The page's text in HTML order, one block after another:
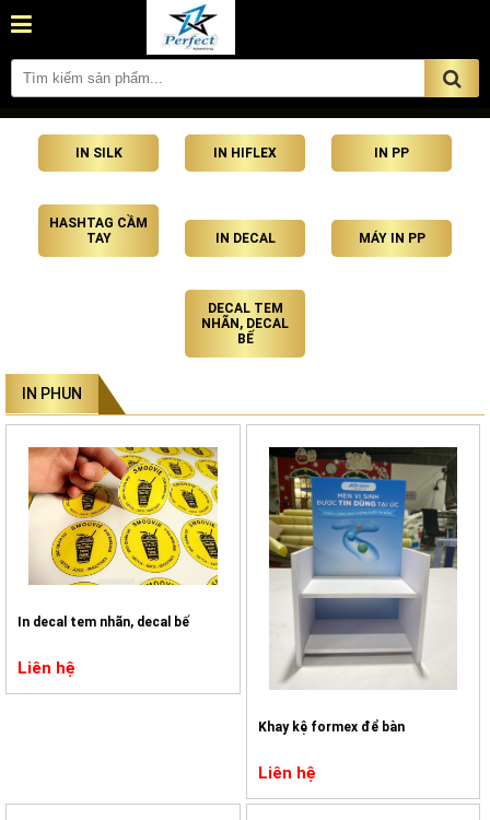
IN SILK IN HIFLEX IN PP
HASHTAG CẦM
TAY
IN DECAL MÁY IN PP
DECAL TEM
NHÃN, DECAL
BẾ
IN PHUN
In decal tem nhãn, decal bế
Liên hệ
Khay kệ formex để bàn
Liên hệ